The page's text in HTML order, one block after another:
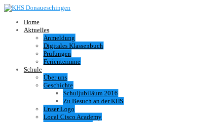
Home
Aktuelles
Anmeldung
Digitales Klassenbuch
Prüfungen
Ferientermine
Schule
Über uns
Geschichte
Schuljubiläum 2016
Zu Besuch an der KHS
Unser Logo
Local Cisco Academy